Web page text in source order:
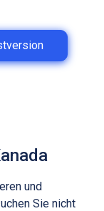
und
Sie nicht